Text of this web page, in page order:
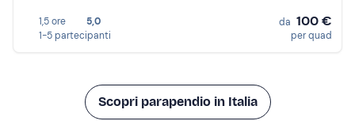
1,5 ore
5,0
1-5 partecipanti
da 100 €
per quad
Scopri parapendio in Italia